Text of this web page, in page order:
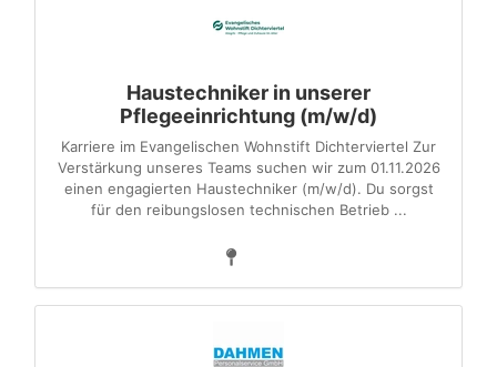
Haustechniker in unserer
Pflegeeinrichtung (m/w/d)
Karriere im Evangelischen Wohnstift Dichterviertel Zur
Verstärkung unseres Teams suchen wir zum 01.11.2026
einen engagierten Haustechniker (m/w/d). Du sorgst
für den reibungslosen technischen Betrieb ...